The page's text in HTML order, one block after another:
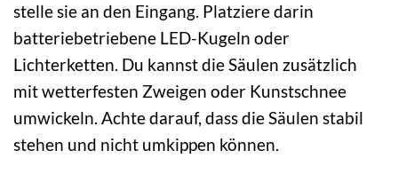
stelle sie an den Eingang. Platziere darin
batteriebetriebene LED-Kugeln oder
Lichterketten. Du kannst die Säulen zusätzlich
mit wetterfesten Zweigen oder Kunstschnee
umwickeln. Achte darauf, dass die Säulen stabil
stehen und nicht umkippen können.